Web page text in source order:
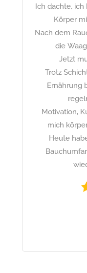
Ich dachte, ich
Körper
Nach dem
die
Jetzt
Trotz
Ernährung
Motivation,
mich
Heute